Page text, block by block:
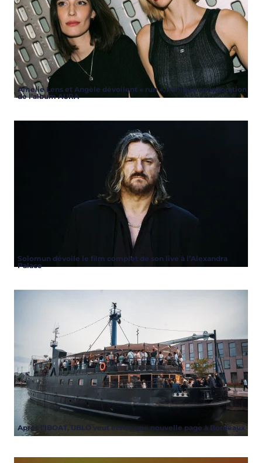
Amelie Lens et Angèle dévoilent « run », l’unique collaboration
de l’album AURA
Solomun dévoile le film complet de son live à l’Alexandra
Palace
Après l’IBOAT, UBLO veut écrire une nouvelle page à Bordeaux